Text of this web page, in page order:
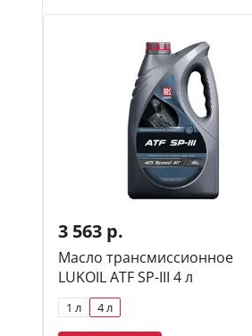
3 563 р.
Масло трансмиссионное
LUKOIL ATF SP-III 4 л
1 л 4 л